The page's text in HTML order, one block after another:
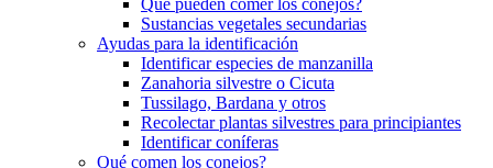
Qué pueden comer los conejos?
Sustancias vegetales secundarias
Ayudas para la identificación
Identificar especies de manzanilla
Zanahoria silvestre o Cicuta
Tussilago, Bardana y otros
Recolectar plantas silvestres para principiantes
Identificar coníferas
Qué comen los conejos?